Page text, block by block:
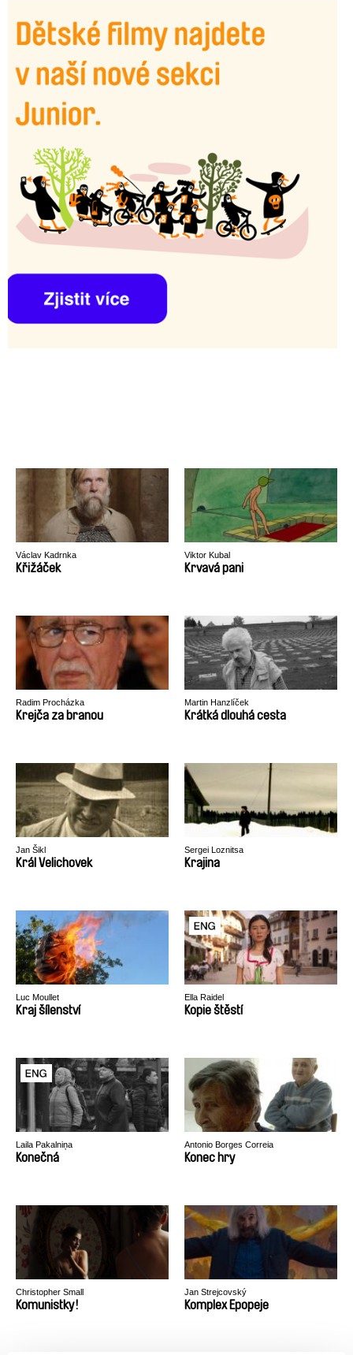
Václav Kadrnka
Křižáček
Viktor Kubal
Krvavá pani
Radim Procházka
Krejča za branou
Martin Hanzlíček
Krátká dlouhá cesta
Jan Šikl
Král Velichovek
Sergei Loznitsa
Krajina
Luc Moullet
Kraj šílenství
Ella Raidel
Kopie štěstí
Laila Pakalniņa
Konečná
Antonio Borges Correia
Konec hry
Christopher Small
Komunistky!
Jan Strejcovský
Komplex Epopeje